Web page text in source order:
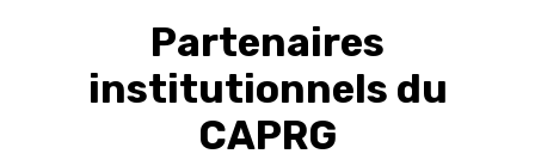
Partenaires
institutionnels du
CAPRG